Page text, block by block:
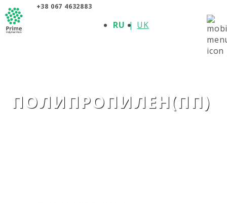
+38 067 4632883
RU UK
ПОЛИПРОПИЛЕН(ПП)
О КОМПАНИИ
ПРОДУКЦИЯ